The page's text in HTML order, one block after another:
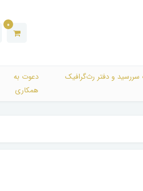
0
سررسید و دفتر رث‌گرافیک
دعوت به
همکاری